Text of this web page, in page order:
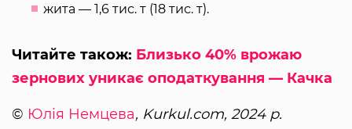
жита — 1,6 тис. т (18 тис. т).
Читайте також: Близько 40% врожаю
зернових уникає оподаткування — Качка
© Юлія Немцева, Kurkul.com, 2024 р.